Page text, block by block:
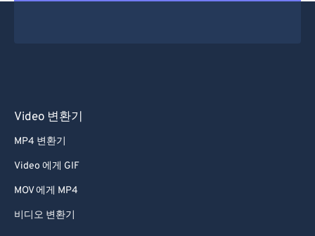
Video 변환기
MP4 변환기
Video 에게 GIF
MOV 에게 MP4
비디오 변환기